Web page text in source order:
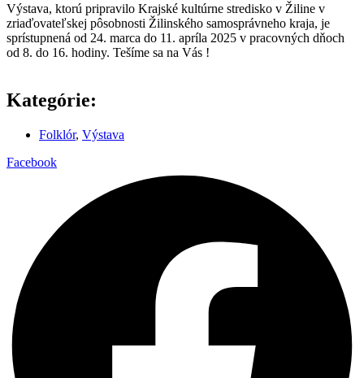
Výstava, ktorú pripravilo Krajské kultúrne stredisko v Žiline v
zriaďovateľskej pôsobnosti Žilinského samosprávneho kraja, je
sprístupnená od 24. marca do 11. apríla 2025 v pracovných dňoch
od 8. do 16. hodiny. Tešíme sa na Vás !
Kategórie:
Folklór, Výstava
Facebook